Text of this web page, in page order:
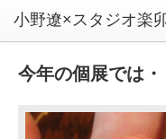
今年の個展では・